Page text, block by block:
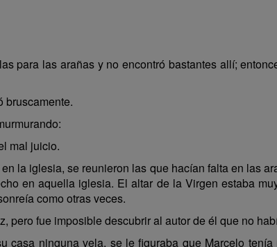
para las arañas y no encontró bastantes allí;
bruscamente.
mal juicio.
la iglesia, se reunieron las que hacían falta en las
en aquella iglesia. El altar de la Virgen estaba
como otras veces.
pero fue imposible descubrir al autor de él que no
casa ninguna vela, se le figuraba que Marcelo